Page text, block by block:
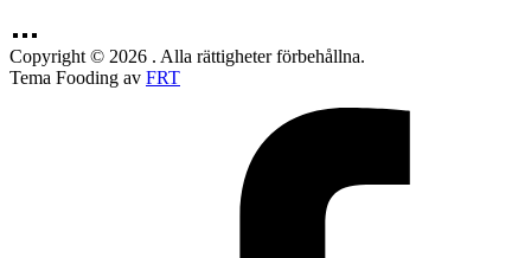
Copyright © 2026 . Alla rättigheter förbehållna.
Tema Fooding av FRT